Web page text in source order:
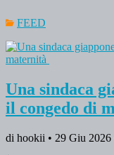
FEED
Una sindaca
il congedo di
di hookii • 29 Giu 2026